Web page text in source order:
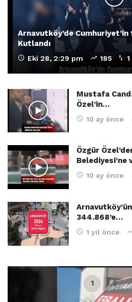
Arnavutköy’de Cumhuriyet’in
Kutlandı
Eki 28, 2:29 pm 185 1
Mustafa
Özel’in…
10 ay önce
Özgür
Belediyesi’ne
10 ay önce
344.868’e…
1 yıl önce